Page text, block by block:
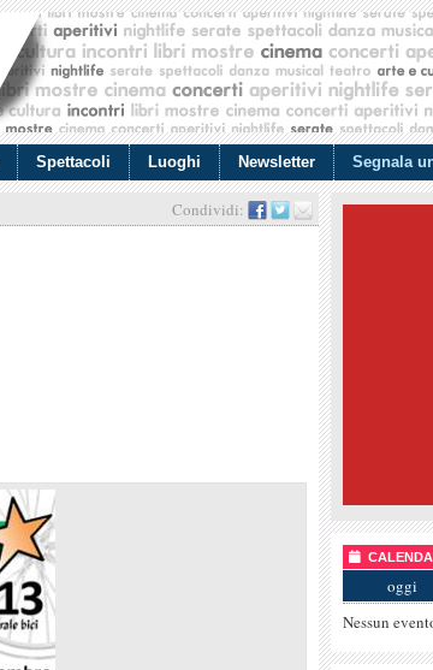
Spettacoli Luoghi Newsletter Segnala
Condividi:
oggi
Nessun